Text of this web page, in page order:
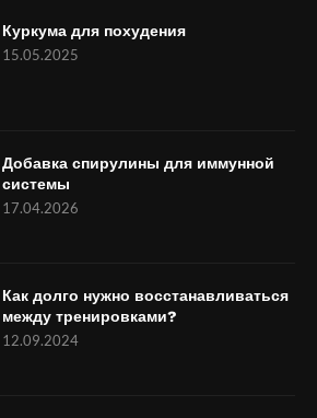
Куркума для похудения
15.05.2025
Добавка спирулины для иммунной
системы
17.04.2026
Как долго нужно восстанавливаться
между тренировками?
12.09.2024